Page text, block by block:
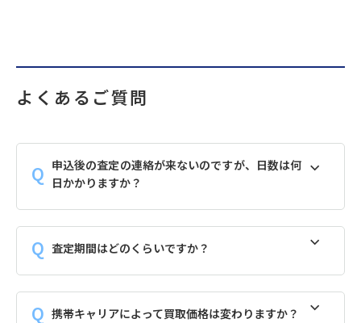
よくあるご質問
申込後の査定の連絡が来ないのですが、日数は何
日かかりますか？
査定期間はどのくらいですか？
携帯キャリアによって買取価格は変わりますか？